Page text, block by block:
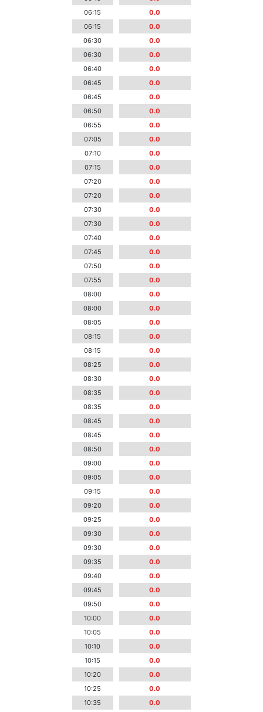
06:15
0.0
06:15
0.0
06:30
0.0
06:30
0.0
06:40
0.0
06:45
0.0
06:45
0.0
06:50
0.0
06:55
0.0
07:05
0.0
07:10
0.0
07:15
0.0
07:20
0.0
07:20
0.0
07:30
0.0
07:30
0.0
07:40
0.0
07:45
0.0
07:50
0.0
07:55
0.0
08:00
0.0
08:00
0.0
08:05
0.0
08:15
0.0
08:15
0.0
08:25
0.0
08:30
0.0
08:35
0.0
08:35
0.0
08:45
0.0
08:45
0.0
08:50
0.0
09:00
0.0
09:05
0.0
09:15
0.0
09:20
0.0
09:25
0.0
09:30
0.0
09:30
0.0
09:35
0.0
09:40
0.0
09:45
0.0
09:50
0.0
10:00
0.0
10:05
0.0
10:10
0.0
10:15
0.0
10:20
0.0
10:25
0.0
10:35
0.0